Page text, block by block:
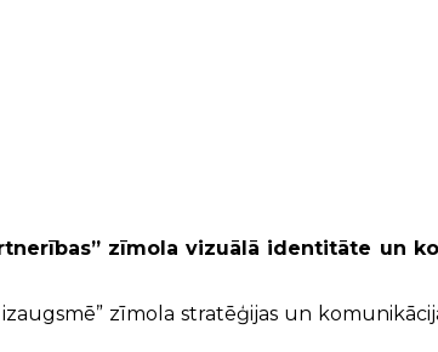
zīmola vizuālā identitāte un
zīmola stratēģijas un